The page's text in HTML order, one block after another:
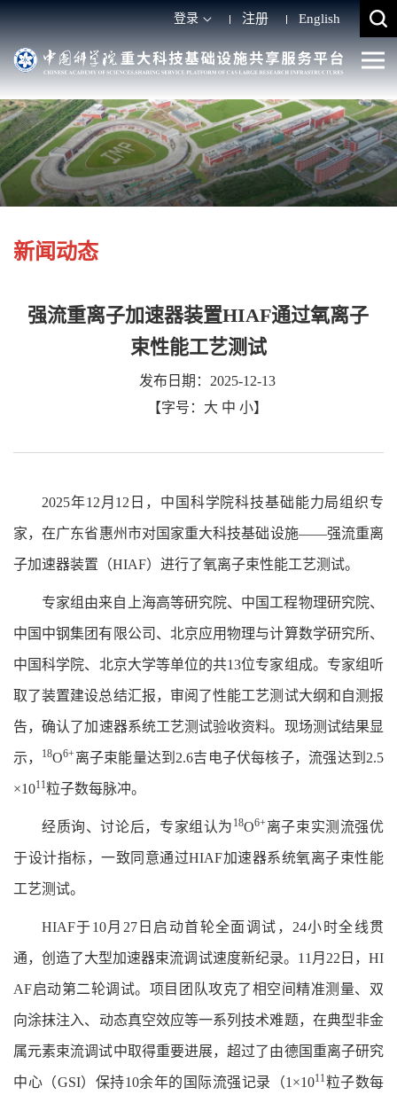
登录 注册 English
新闻动态
强流重离子加速器装置HIAF通过氧离子
束性能工艺测试
发布日期：2025-12-13
【字号： 大 中 小】
2025年12 月 12 日 ， 中国科学院科技基础能力局组织专
家，在广东省惠州市对国家重大科技基础设施——强流重离
子加速器装置 （HIAF） 进行了氧离子束性能工艺测试。
专家组由来自上海高等研究院、 中国工程物理研究院、
中国中钢集团有限公司 、 北京应用物理与计算数学研究所、
中国科学院、 北京大学等单位的共13位专家组成。 专家组听
取了装置建设总结汇报， 审阅了性能工艺测试大纲和自测报
告，确认了加速器系统工艺测试验收资料。 现场测试结果显
示， 18O6+ 离子束能量达到 2.6吉电子伏每核子，流强达到 2.5
×1011粒子数每脉冲。
经质询、讨论后， 专家组认为 18O6+ 离子束实测流强优
于设计指标，一致同意通过HIAF加速器系统氧离子束性能
工艺测试。
HIAF于10月 27日启动首轮全面调试 ， 24小时全线贯
通，创造了大型加速器束流调试速度新纪录。1 1 月 22 日 ，HI
AF启动第二轮调试。 项目团队攻克了相空间精准测量、 双
向涂抹注入、 动态真空效应等一系列技术难题， 在典型非金
属元素束流调试中取得重要进展，超过了由德国重离子研究
中心 （GSI） 保持10余年的国际流强记录 （1×1011粒子数每